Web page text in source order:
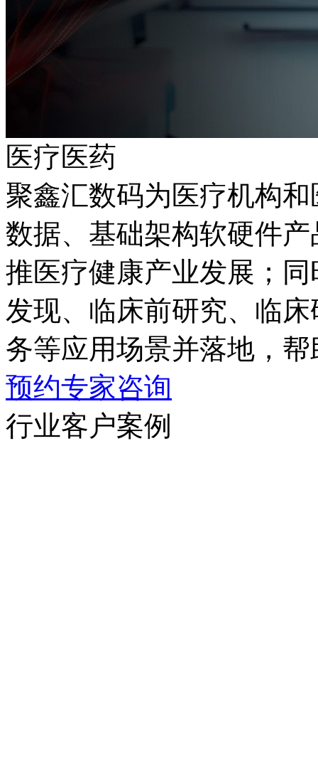
医疗医药
聚鑫汇数码为医疗机构和
数据、基础架构软硬件
推医疗健康产业发展；同
发现、临床前研究、
务等应用场景并落地
预约专家咨询
行业客户案例